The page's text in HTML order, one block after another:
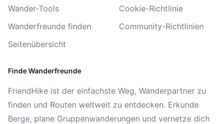
Wander-Tools
Wanderfreunde finden
Seitenübersicht
Cookie-Richtlinie
Community-Richtlinien
Finde Wanderfreunde
FriendHike ist der einfachste Weg, Wanderpartner zu
finden und Routen weltweit zu entdecken. Erkunde
Berge, plane Gruppenwanderungen und vernetze dich